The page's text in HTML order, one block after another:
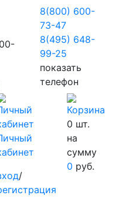
8(800) 600-
73-47
8(495) 648-
99-25
показать
телефон
/
0 шт.
на
сумму
0 руб.